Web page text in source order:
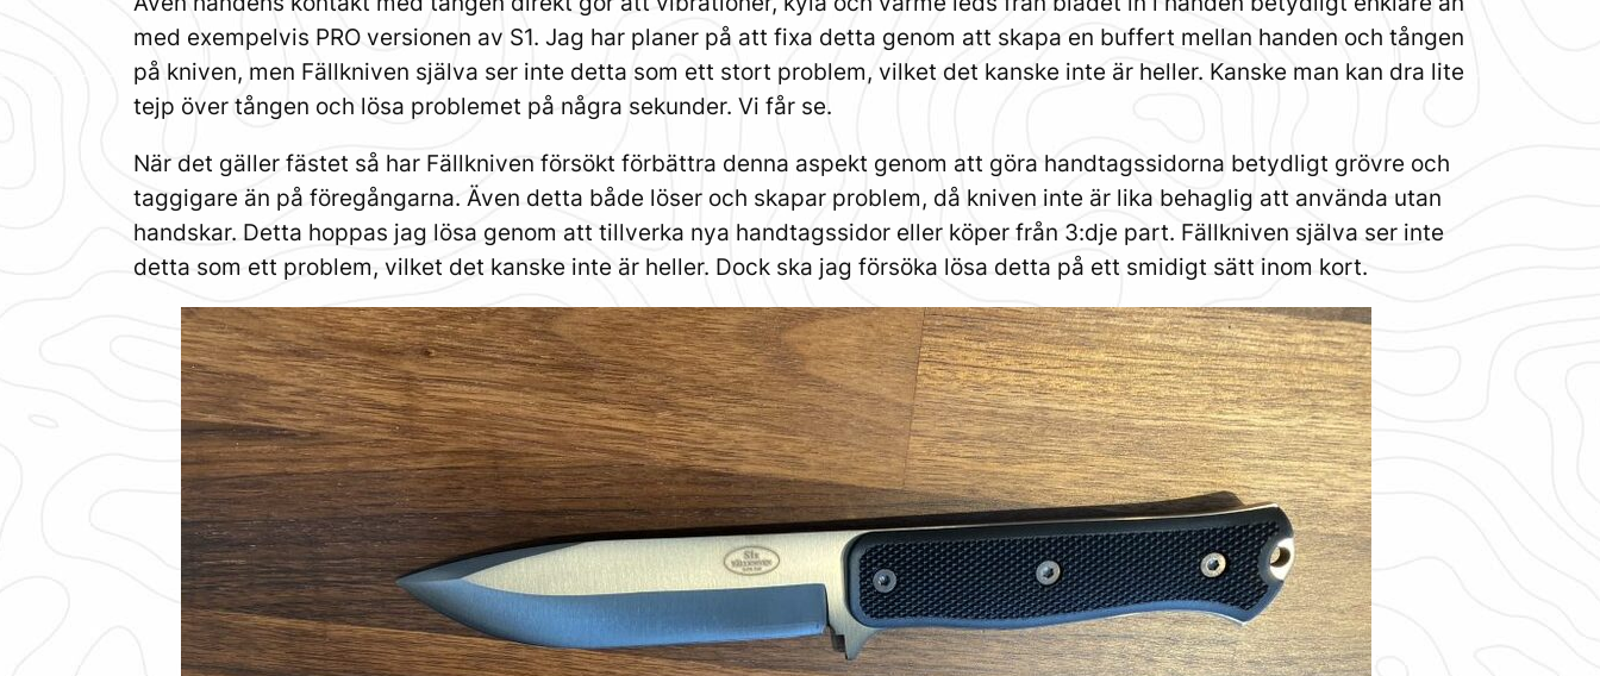
med exempelvis PRO versionen av S1. Jag har planer på att fixa detta genom att skapa en buffert mellan handen och tången
på kniven, men Fällkniven själva ser inte detta som ett stort problem, vilket det kanske inte är heller. Kanske man kan dra lite
tejp över tången och lösa problemet på några sekunder. Vi får se.
När det gäller fästet så har Fällkniven försökt förbättra denna aspekt genom att göra handtagssidorna betydligt grövre och
taggigare än på föregångarna. Även detta både löser och skapar problem, då kniven inte är lika behaglig att använda utan
handskar. Detta hoppas jag lösa genom att tillverka nya handtagssidor eller köper från 3:dje part. Fällkniven själva ser inte
detta som ett problem, vilket det kanske inte är heller. Dock ska jag försöka lösa detta på ett smidigt sätt inom kort.